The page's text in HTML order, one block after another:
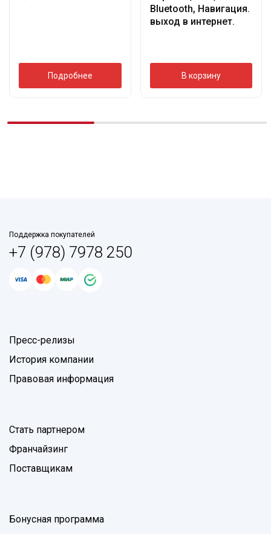
Подробнее
Bluetooth, Навигация.
выход в интернет.
В корзину
Поддержка покупателей
+7 (978) 7978 250
Пресс-релизы
История компании
Правовая информация
Стать партнером
Франчайзинг
Поставщикам
Бонусная программа